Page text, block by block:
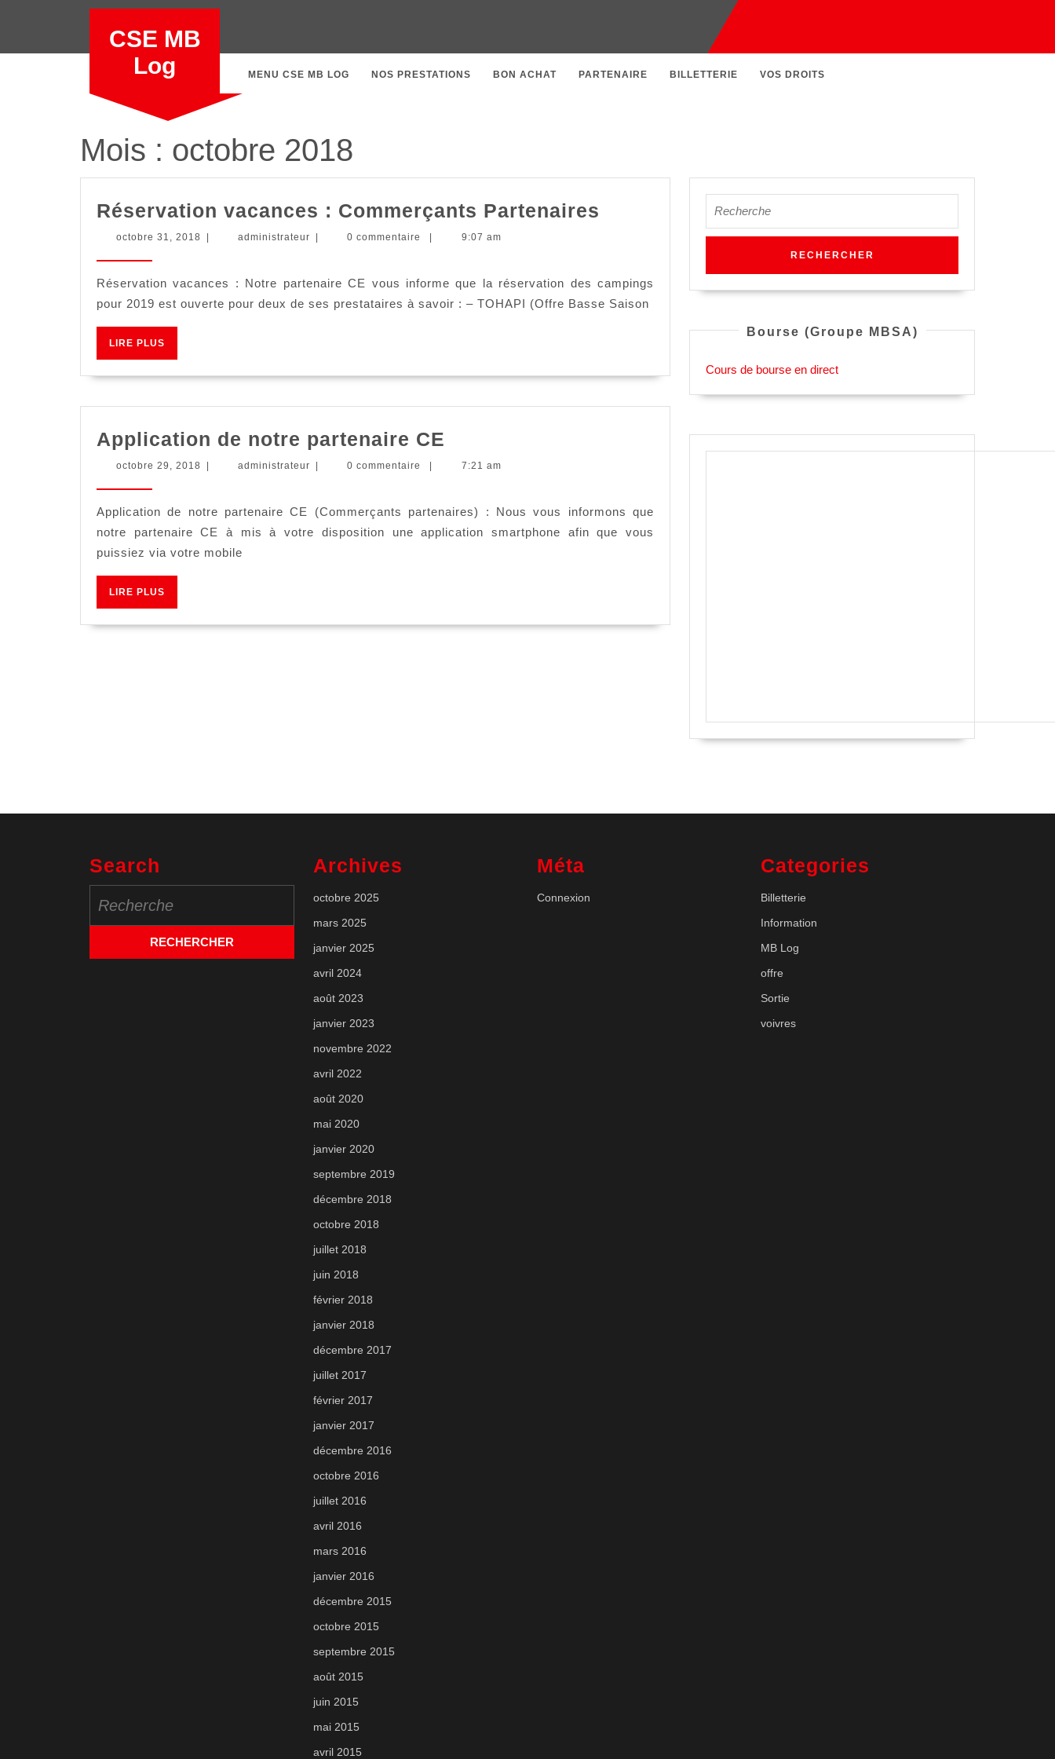
CSE MB
Log
MENU CSE MB LOG NOS PRESTATIONS BON ACHAT PARTENAIRE BILLETTERIE VOS DROITS
Mois : octobre 2018
Réservation vacances : Commerçants Partenaires Réservation
Commerçants
Partenaires
octobre 31, 2018 octobre administrateur administrateur0 commentaire 9:07 am
Réservation vacances : Notre partenaire CE vous informe que la réservation des campings
pour 2019 est ouverte pour deux de ses prestataires à savoir : – TOHAPI (Offre Basse Saison
LIRE PLUS
Application de notre partenaire CE
de
partenaire
CE
octobre 29, 2018 octobre administrateur administrateur0 commentaire 7:21 am
Application de notre partenaire CE (Commerçants partenaires) : Nous vous informons que
notre partenaire CE à mis à votre disposition une application smartphone afin que vous
puissiez via votre mobile
LIRE PLUS
for:
Bourse (Groupe MBSA)
Cours de bourse en direct
Search
for:
Archives
octobre 2025
mars 2025
janvier 2025
avril 2024
août 2023
janvier 2023
novembre 2022
avril 2022
août 2020
mai 2020
janvier 2020
septembre 2019
décembre 2018
octobre 2018
juillet 2018
juin 2018
février 2018
janvier 2018
décembre 2017
juillet 2017
février 2017
janvier 2017
décembre 2016
octobre 2016
juillet 2016
avril 2016
mars 2016
janvier 2016
décembre 2015
octobre 2015
septembre 2015
août 2015
juin 2015
mai 2015
avril 2015
Méta
Connexion
Categories
Billetterie
Information
MB Log
offre
Sortie
voivres